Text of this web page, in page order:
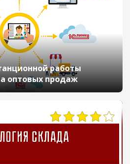
работы
оптовых продаж